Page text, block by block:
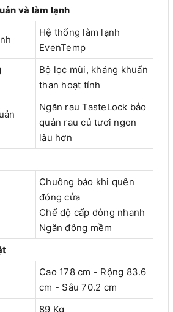
và làm lạnh
Hệ thống làm lạnh
EvenTemp
Bộ lọc mùi, kháng khuẩn
than hoạt tính
Ngăn rau TasteLock bảo
quản rau củ tươi ngon
lâu hơn
Chuông báo khi quên
đóng cửa
Chế độ cấp đông nhanh
Ngăn đông mềm
Cao 178 cm - Rộng 83.6
cm - Sâu 70.2 cm
89 Kg